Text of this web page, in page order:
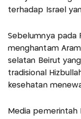
terhadap Israel
Sebelumnya pada
menghantam
selatan Beirut
tradisional
kesehatan
Media pemerintah